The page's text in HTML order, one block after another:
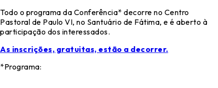
Todo o programa da Conferência* decorre no Centro
Pastoral de Paulo VI, no Santuário de Fátima, e é aberto à
participação dos interessados.
As inscrições, gratuitas, estão a decorrer.
*Programa: